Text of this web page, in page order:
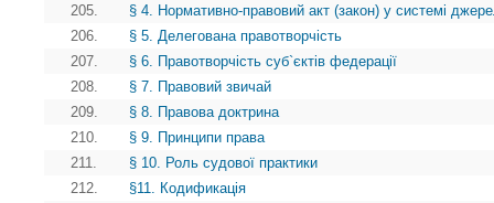
205.
§ 4. Нормативно-правовий акт (закон) у системі
206.
§ 5. Делегована правотворчість
207.
§ 6. Правотворчість суб`єктів федерації
208.
§ 7. Правовий звичай
209.
§ 8. Правова доктрина
210.
§ 9. Принципи права
211.
§ 10. Роль судової практики
212.
§11. Кодификація